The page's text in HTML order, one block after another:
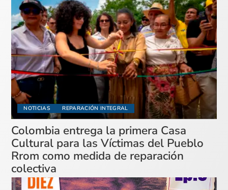
NOTICIAS REPARACIÓN INTEGRAL
Colombia entrega la primera Casa
Cultural para las Víctimas del Pueblo
Rrom como medida de reparación
colectiva